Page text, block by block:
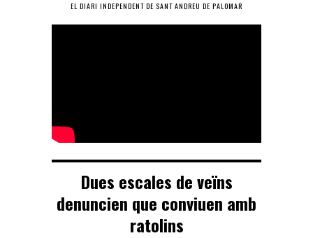
EL DIARI INDEPENDENT DE SANT ANDREU DE PALOMAR
Dues escales de veïns
denuncien que conviuen amb
ratolins